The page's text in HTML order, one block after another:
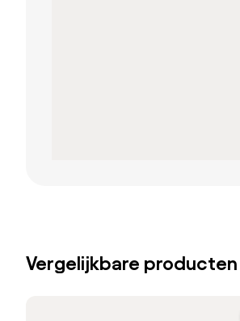
Vergelijkbare producten